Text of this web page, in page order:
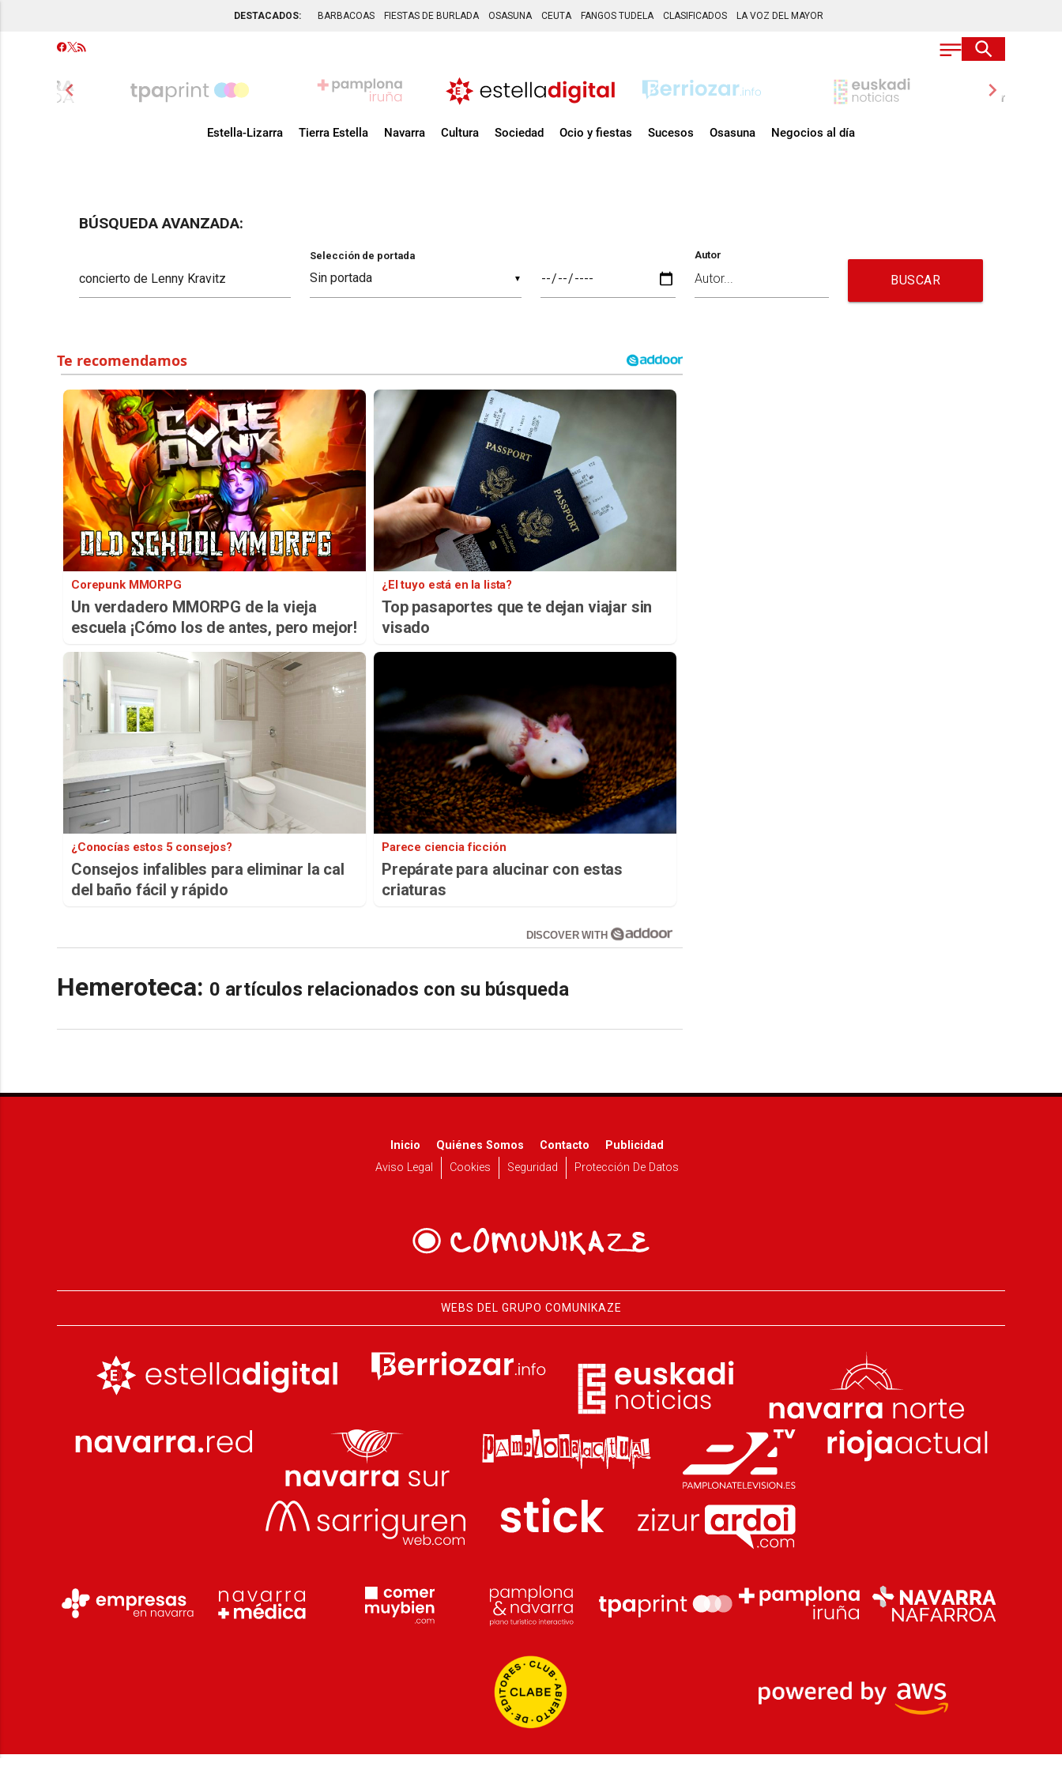
DESTACADOS: BARBACOAS FIESTAS DE BURLADA OSASUNA CEUTA FANGOS TUDELA CLASIFICADOS LA VOZ DEL MAYOR
chevron_left chevron_right
Estella-Lizarra Tierra Estella Navarra Cultura Sociedad Ocio y fiestas Sucesos Osasuna Negocios al día
BÚSQUEDA AVANZADA:
▼
Selección de portada Autor
BUSCAR
Corepunk MMORPG
Un verdadero MMORPG de la vieja
escuela ¡Cómo los de antes, pero mejor!
¿El tuyo está en la lista?
Top pasaportes que te dejan viajar sin
visado
¿Conocías estos 5 consejos?
Consejos infalibles para eliminar la cal
del baño fácil y rápido
Parece ciencia ficción
Prepárate para alucinar con estas
criaturas
DISCOVER WITH
Hemeroteca: 0 artículos relacionados con su búsqueda
Inicio Quiénes Somos Contacto
Publicidad
Aviso Legal
Cookies Seguridad Protección De Datos
WEBS DEL GRUPO COMUNIKAZE